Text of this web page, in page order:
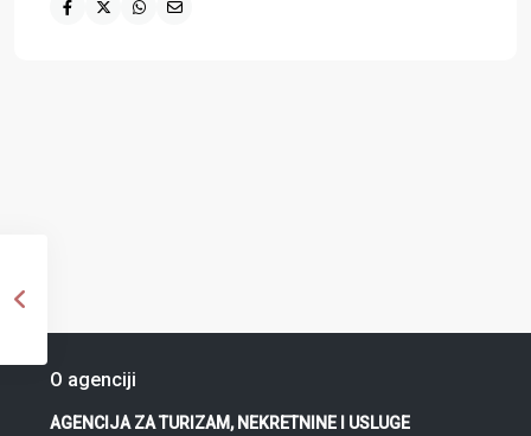
O agenciji
AGENCIJA ZA TURIZAM, NEKRETNINE I USLUGE